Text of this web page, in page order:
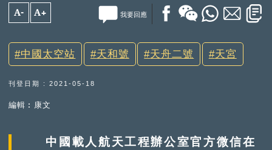
A- A+ 我要回應
中國太空站 天和號 天舟二號 天宮
刊登日期 : 2021-05-18
編輯︰康文
中國載人航天工程辦公室官方微信在